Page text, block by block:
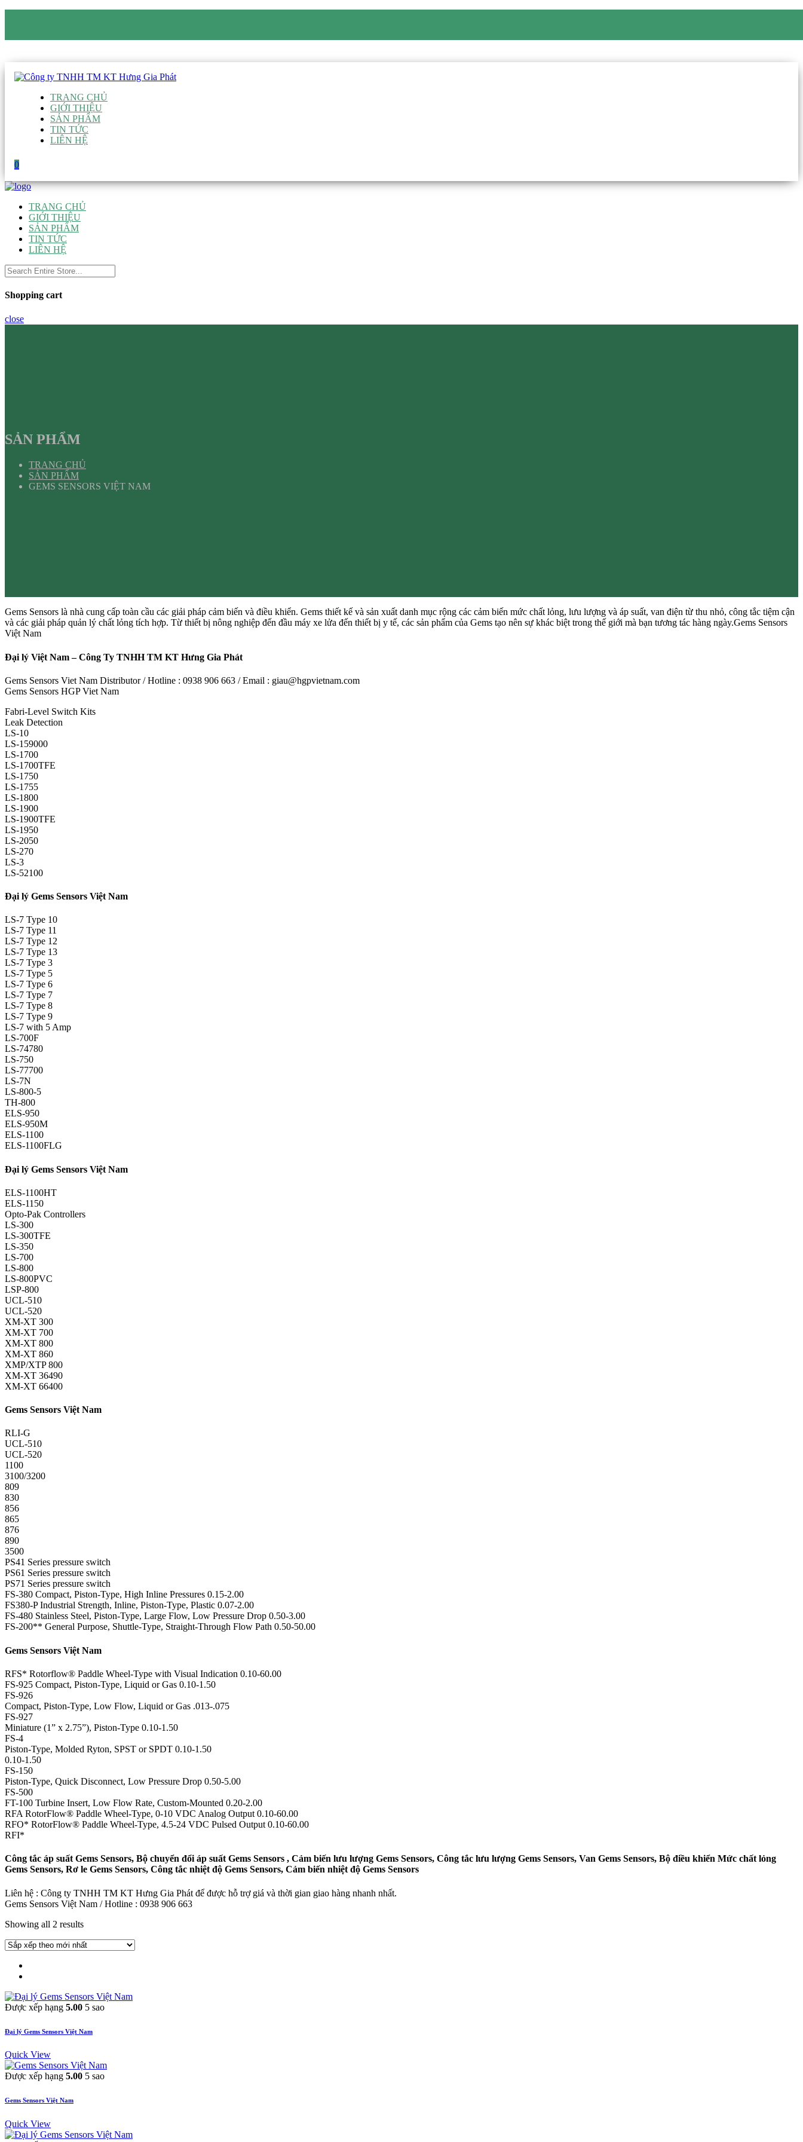
TRANG CHỦ
GIỚI THIỆU
SẢN PHẨM
TIN TỨC
LIÊN HỆ
0
TRANG CHỦ
GIỚI THIỆU
SẢN PHẨM
TIN TỨC
LIÊN HỆ
Shopping cart
close
SẢN PHẨM
TRANG CHỦ
SẢN PHẨM
GEMS SENSORS VIỆT NAM
Gems Sensors là nhà cung cấp toàn cầu các giải pháp cảm biến và điều khiển. Gems thiết kế và sản xuất danh mục rộng các cảm biến mức chất lỏng, lưu lượng và áp suất, van điện từ thu nhỏ, công tắc tiệm cận
và các giải pháp quản lý chất lỏng tích hợp. Từ thiết bị nông nghiệp đến đầu máy xe lửa đến thiết bị y tế, các sản phẩm của Gems tạo nên sự khác biệt trong thế giới mà bạn tương tác hàng ngày.Gems Sensors
Việt Nam
Đại lý Việt Nam – Công Ty TNHH TM KT Hưng Gia Phát
Gems Sensors Viet Nam Distributor / Hotline : 0938 906 663 / Email : giau@hgpvietnam.com
Gems Sensors HGP Viet Nam
Fabri-Level Switch Kits
Leak Detection
LS-10
LS-159000
LS-1700
LS-1700TFE
LS-1750
LS-1755
LS-1800
LS-1900
LS-1900TFE
LS-1950
LS-2050
LS-270
LS-3
LS-52100
Đại lý Gems Sensors Việt Nam
LS-7 Type 10
LS-7 Type 11
LS-7 Type 12
LS-7 Type 13
LS-7 Type 3
LS-7 Type 5
LS-7 Type 6
LS-7 Type 7
LS-7 Type 8
LS-7 Type 9
LS-7 with 5 Amp
LS-700F
LS-74780
LS-750
LS-77700
LS-7N
LS-800-5
TH-800
ELS-950
ELS-950M
ELS-1100
ELS-1100FLG
Đại lý Gems Sensors Việt Nam
ELS-1100HT
ELS-1150
Opto-Pak Controllers
LS-300
LS-300TFE
LS-350
LS-700
LS-800
LS-800PVC
LSP-800
UCL-510
UCL-520
XM-XT 300
XM-XT 700
XM-XT 800
XM-XT 860
XMP/XTP 800
XM-XT 36490
XM-XT 66400
Gems Sensors Việt Nam
RLI-G
UCL-510
UCL-520
1100
3100/3200
809
830
856
865
876
890
3500
PS41 Series pressure switch
PS61 Series pressure switch
PS71 Series pressure switch
FS-380 Compact, Piston-Type, High Inline Pressures 0.15-2.00
FS380-P Industrial Strength, Inline, Piston-Type, Plastic 0.07-2.00
FS-480 Stainless Steel, Piston-Type, Large Flow, Low Pressure Drop 0.50-3.00
FS-200** General Purpose, Shuttle-Type, Straight-Through Flow Path 0.50-50.00
Gems Sensors Việt Nam
RFS* Rotorflow® Paddle Wheel-Type with Visual Indication 0.10-60.00
FS-925 Compact, Piston-Type, Liquid or Gas 0.10-1.50
FS-926
Compact, Piston-Type, Low Flow, Liquid or Gas .013-.075
FS-927
Miniature (1” x 2.75”), Piston-Type 0.10-1.50
FS-4
Piston-Type, Molded Ryton, SPST or SPDT 0.10-1.50
0.10-1.50
FS-150
Piston-Type, Quick Disconnect, Low Pressure Drop 0.50-5.00
FS-500
FT-100 Turbine Insert, Low Flow Rate, Custom-Mounted 0.20-2.00
RFA RotorFlow® Paddle Wheel-Type, 0-10 VDC Analog Output 0.10-60.00
RFO* RotorFlow® Paddle Wheel-Type, 4.5-24 VDC Pulsed Output 0.10-60.00
RFI*
Công tắc áp suất Gems Sensors, Bộ chuyển đổi áp suất Gems Sensors , Cảm biến lưu lượng Gems Sensors, Công tắc lưu lượng Gems Sensors, Van Gems Sensors, Bộ điều khiển Mức chất lỏng
Gems Sensors, Rơ le Gems Sensors, Công tắc nhiệt độ Gems Sensors, Cảm biến nhiệt độ Gems Sensors
Liên hệ : Công ty TNHH TM KT Hưng Gia Phát để được hỗ trợ giá và thời gian giao hàng nhanh nhất.
Gems Sensors Việt Nam / Hotline : 0938 906 663
Showing all 2 results
Được xếp hạng 5.00 5 sao
Đại lý Gems Sensors Việt Nam
Quick View
Được xếp hạng 5.00 5 sao
Gems Sensors Việt Nam
Quick View